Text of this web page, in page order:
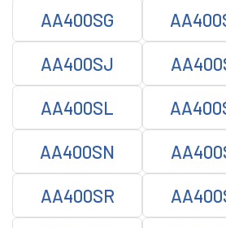
AA400SG
AA400SJ
AA400SL
AA400SN
AA400SR